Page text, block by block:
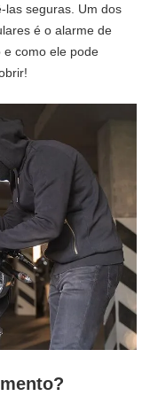
las seguras. Um dos
é o alarme de
e como ele pode